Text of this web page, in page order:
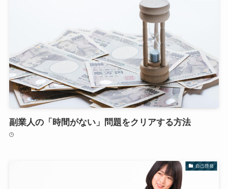
副業人の「時間がない」問題をクリアする方法
自己啓発